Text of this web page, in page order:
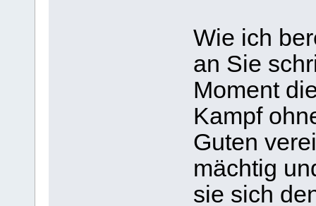
Wie ich
an Sie
Moment
Kampf
Guten
mächtig
sie sich